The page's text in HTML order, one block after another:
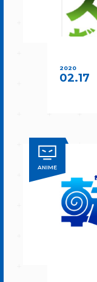
2020
02.17
ANIME